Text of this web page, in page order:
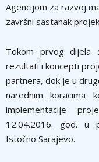
Agencijom za razvoj
završni sastanak
Tokom prvog dijela
rezultati i koncepti
partnera, dok je u
narednim
implementacije
12.04.2016. god. u
Istočno Sarajevo.